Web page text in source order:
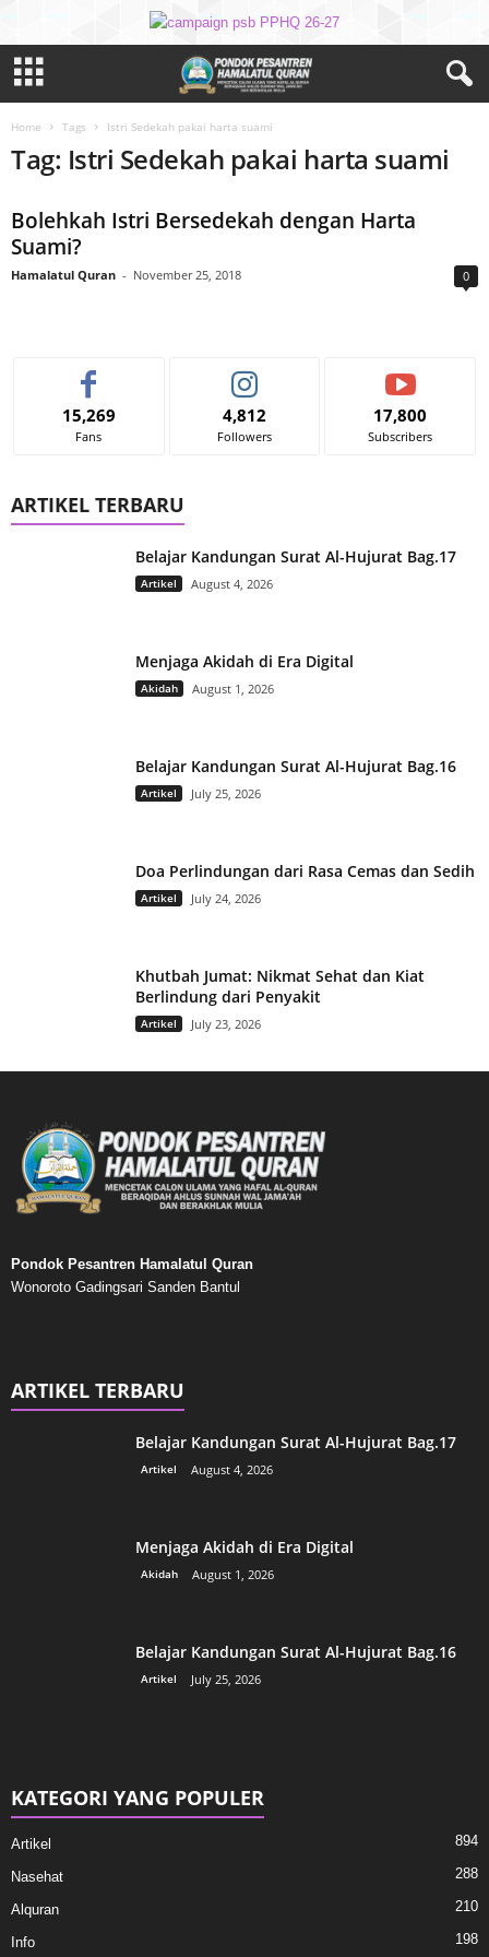
Home Tags Istri Sedekah pakai harta suami
Tag: Istri Sedekah pakai harta suami
Bolehkah Istri Bersedekah dengan Harta
Suami?
Hamalatul Quran - November 25, 2018 0
15,269
Fans
4,812
Followers
17,800
Subscribers
ARTIKEL TERBARU
Belajar Kandungan Surat Al-Hujurat Bag.17
Artikel August 4, 2026
Menjaga Akidah di Era Digital
Akidah August 1, 2026
Belajar Kandungan Surat Al-Hujurat Bag.16
Artikel July 25, 2026
Doa Perlindungan dari Rasa Cemas dan Sedih
Artikel July 24, 2026
Khutbah Jumat: Nikmat Sehat dan Kiat
Berlindung dari Penyakit
Artikel July 23, 2026
Pondok Pesantren Hamalatul Quran
Wonoroto Gadingsari Sanden Bantul
ARTIKEL TERBARU
Belajar Kandungan Surat Al-Hujurat Bag.17
Artikel August 4, 2026
Menjaga Akidah di Era Digital
Akidah August 1, 2026
Belajar Kandungan Surat Al-Hujurat Bag.16
Artikel July 25, 2026
KATEGORI YANG POPULER
Artikel 894
Nasehat 288
Alquran 210
Info 198